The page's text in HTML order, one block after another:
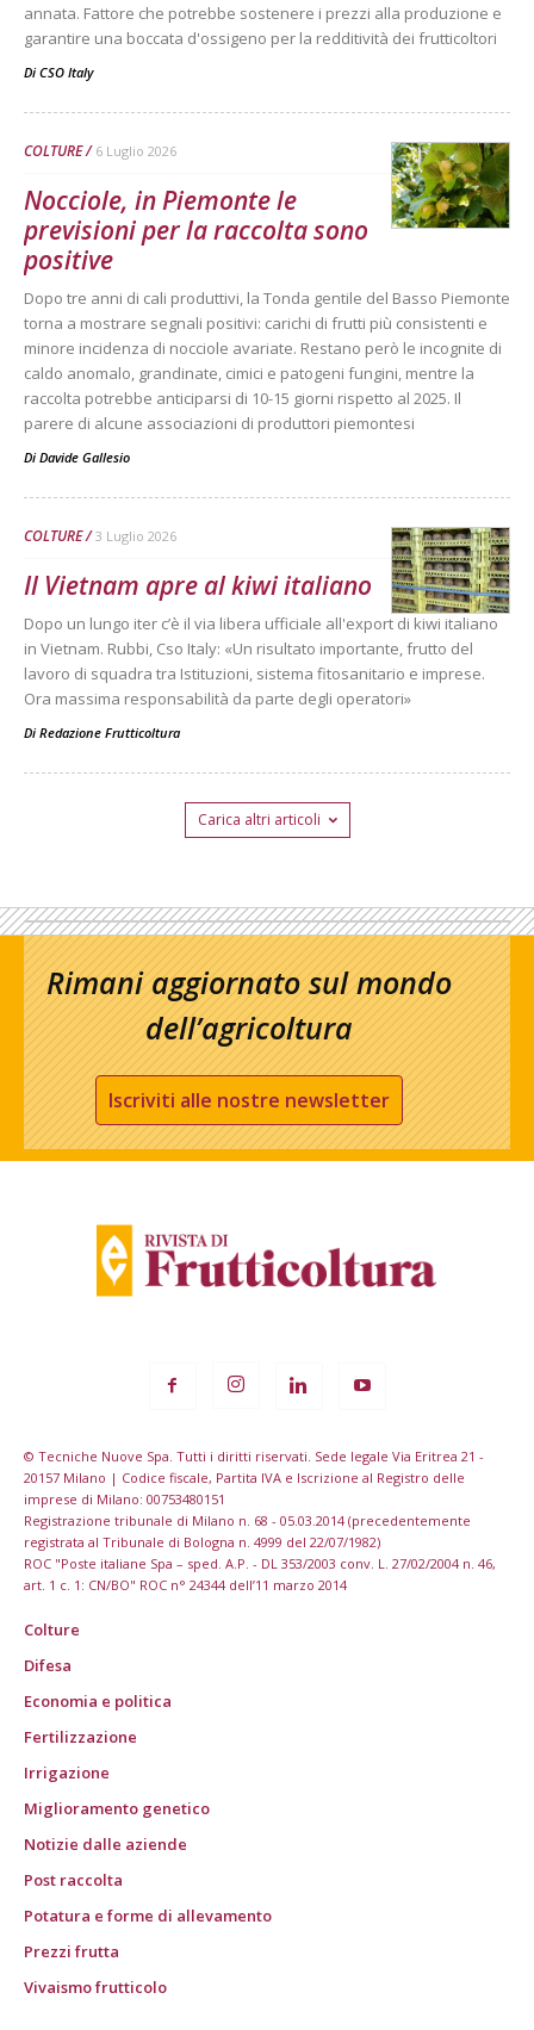
annata. Fattore che potrebbe sostenere i prezzi alla produzione e
garantire una boccata d'ossigeno per la redditività dei frutticoltori
Di CSO Italy
COLTURE 6 Luglio 2026
Nocciole, in Piemonte le
previsioni per la raccolta sono
positive
Dopo tre anni di cali produttivi, la Tonda gentile del Basso Piemonte
torna a mostrare segnali positivi: carichi di frutti più consistenti e
minore incidenza di nocciole avariate. Restano però le incognite di
caldo anomalo, grandinate, cimici e patogeni fungini, mentre la
raccolta potrebbe anticiparsi di 10-15 giorni rispetto al 2025. Il
parere di alcune associazioni di produttori piemontesi
Di Davide Gallesio
COLTURE 3 Luglio 2026
Il Vietnam apre al kiwi italiano
Dopo un lungo iter c’è il via libera ufficiale all'export di kiwi italiano
in Vietnam. Rubbi, Cso Italy: «Un risultato importante, frutto del
lavoro di squadra tra Istituzioni, sistema fitosanitario e imprese.
Ora massima responsabilità da parte degli operatori»
Di Redazione Frutticoltura
Carica altri articoli
Rimani aggiornato sul mondo
dell’agricoltura
Iscriviti alle nostre newsletter
© Tecniche Nuove Spa. Tutti i diritti riservati. Sede legale Via Eritrea 21 -
20157 Milano | Codice fiscale, Partita IVA e Iscrizione al Registro delle
imprese di Milano: 00753480151
Registrazione tribunale di Milano n. 68 - 05.03.2014 (precedentemente
registrata al Tribunale di Bologna n. 4999 del 22/07/1982)
ROC "Poste italiane Spa – sped. A.P. - DL 353/2003 conv. L. 27/02/2004 n. 46,
art. 1 c. 1: CN/BO" ROC n° 24344 dell’11 marzo 2014
Colture
Difesa
Economia e politica
Fertilizzazione
Irrigazione
Miglioramento genetico
Notizie dalle aziende
Post raccolta
Potatura e forme di allevamento
Prezzi frutta
Vivaismo frutticolo